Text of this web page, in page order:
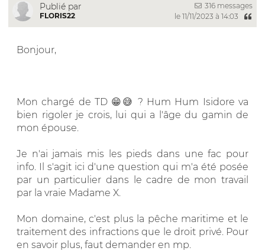
Publié par
FLORIS22
316 messages
le 11/11/2023 à 14:03
Bonjour,
Mon chargé de TD 😁😅 ? Hum Hum Isidore va
bien rigoler je crois, lui qui a l'âge du gamin de
mon épouse.
Je n'ai jamais mis les pieds dans une fac pour
info. Il s'agit ici d'une question qui m'a été posée
par un particulier dans le cadre de mon travail
par la vraie Madame X.
Mon domaine, c'est plus la pêche maritime et le
traitement des infractions que le droit privé. Pour
en savoir plus, faut demander en mp.